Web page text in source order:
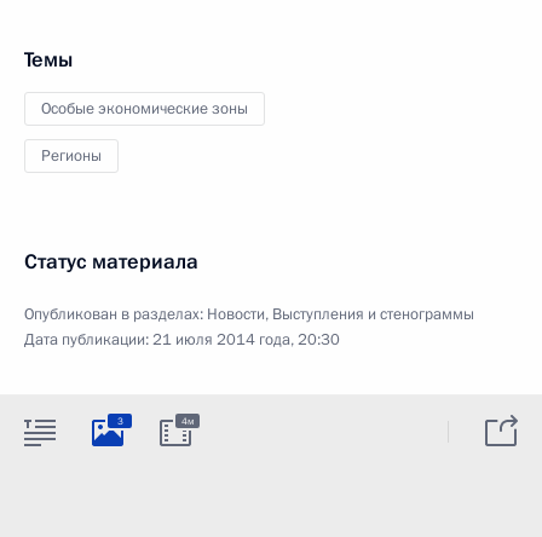
Темы
Особые экономические зоны
Регионы
Статус материала
Опубликован в разделах: Новости, Выступления и стенограммы
Дата публикации:21 июля 2014 года, 20:30
3 4м